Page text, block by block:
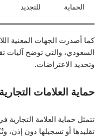
الحماية
للتجديد
كما أصدرت الجهات المعنية
السعودي، والتي توضح آليات
وتحديد الاعتراضات.
حماية العلامات
تتمثل حماية العلامة
تقليدها أو تسجيلها دون إذن،